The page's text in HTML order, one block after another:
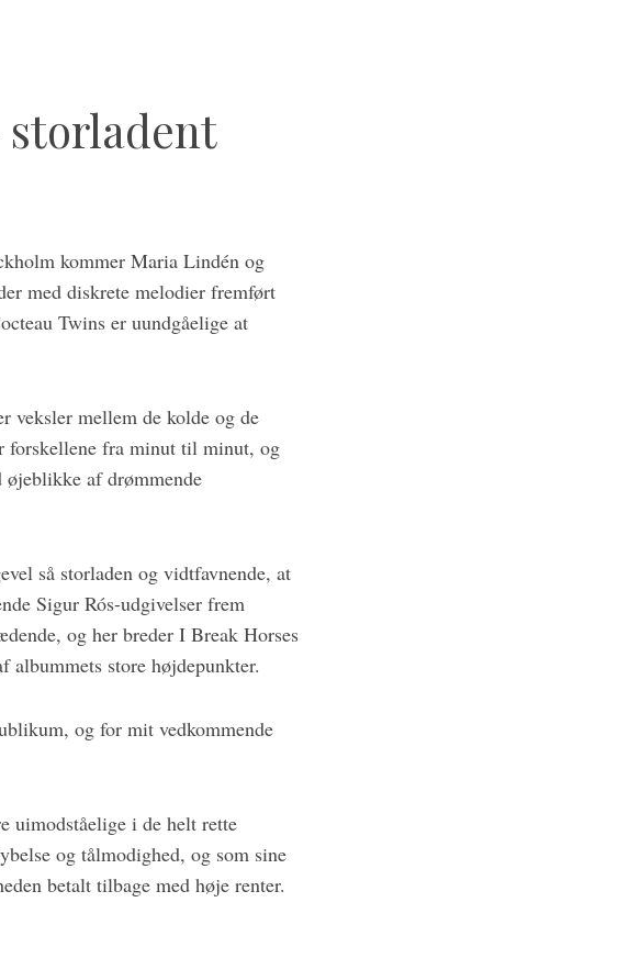
storladent
kommer Maria Lindén og
med diskrete melodier fremført
Twins er uundgåelige at
veksler mellem de kolde og de
forskellene fra minut til minut, og
øjeblikke af drømmende
så storladen og vidtfavnende, at
Sigur Rós-udgivelser frem
og her breder I Break Horses
store højdepunkter.
og for mit vedkommende
uimodståelige i de helt rette
og tålmodighed, og som sine
betalt tilbage med høje renter.